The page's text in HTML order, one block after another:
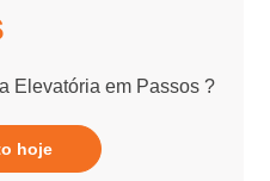
Elevatória em Passos ?
hoje